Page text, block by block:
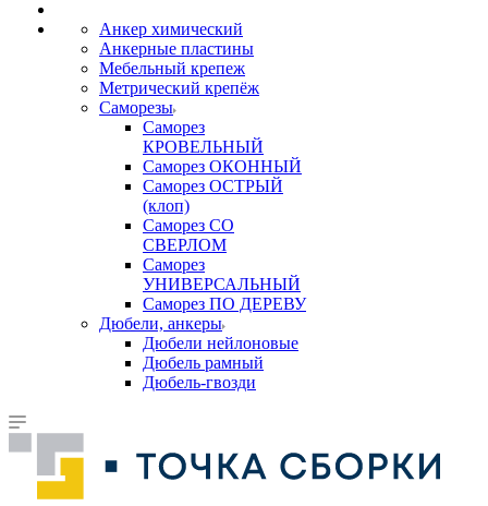
Анкер химический
Анкерные пластины
Мебельный крепеж
Метрический крепёж
Саморезы
Саморез
КРОВЕЛЬНЫЙ
Саморез ОКОННЫЙ
Саморез ОСТРЫЙ
(клоп)
Саморез СО
СВЕРЛОМ
Саморез
УНИВЕРСАЛЬНЫЙ
Саморез ПО ДЕРЕВУ
Дюбели, анкеры
Дюбели нейлоновые
Дюбель рамный
Дюбель-гвозди